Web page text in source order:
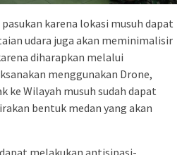
karena lokasi musuh dapat
udara juga akan meminimalisir
diharapkan melalui
menggunakan Drone,
ke Wilayah musuh sudah dapat
bentuk medan yang akan
melakukan antisipasi-